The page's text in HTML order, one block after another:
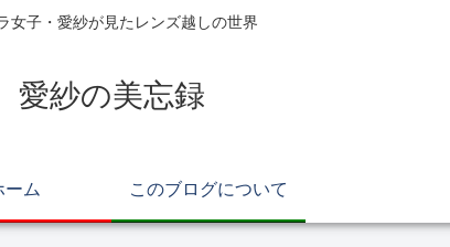
女子・愛紗が見たレンズ越しの世界
愛紗の美忘録
ーム このブログについて